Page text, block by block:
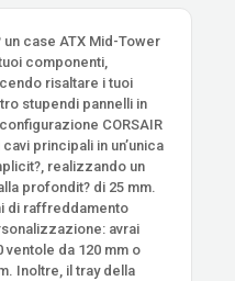
un case ATX Mid-Tower
componenti,
risaltare i tuoi
stupendi pannelli in
CORSAIR
principali in un’unica
realizzando un
profondit? di 25 mm.
di raffreddamento
avrai
da 120 mm o
Inoltre, il tray della